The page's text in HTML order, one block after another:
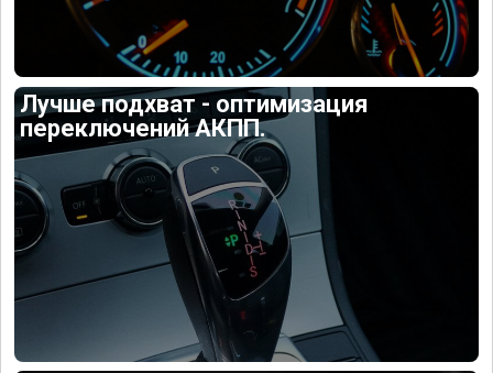
Лучше подхват - оптимизация
переключений АКПП.